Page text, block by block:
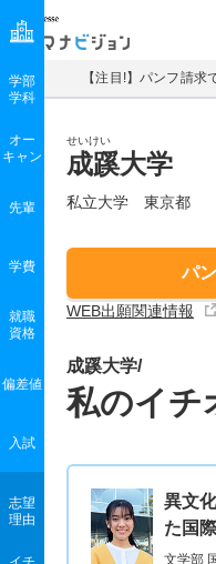
マナビジョン
【注目!】パンフ請
せいけい
成蹊大学
私立大学 東京都
パ
WEB出願関連情報
学部
学科
オー
キャン
先輩
学費
就職
資格
偏差値
入試
志望
理由
成蹊大学/
私のイチ
異文
た国
文学部